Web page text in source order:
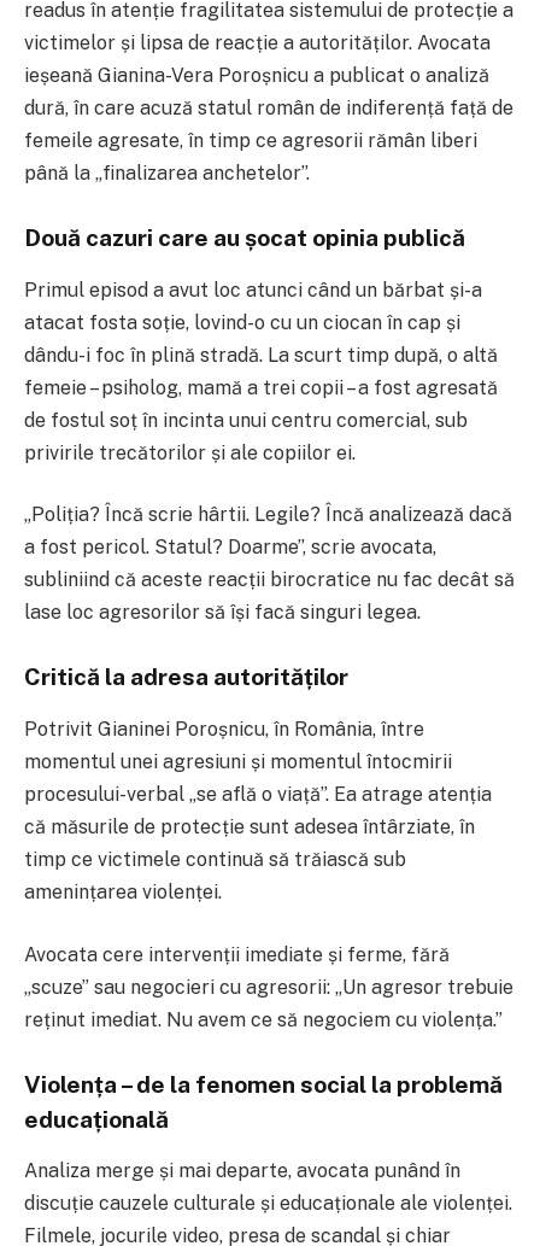
readus în atenție fragilitatea sistemului de protecție a
victimelor și lipsa de reacție a autorităților. Avocata
ieșeană Gianina-Vera Poroșnicu a publicat o analiză
dură, în care acuză statul român de indiferență față de
femeile agresate, în timp ce agresorii rămân liberi
până la „finalizarea anchetelor”.
Două cazuri care au șocat opinia publică
Primul episod a avut loc atunci când un bărbat și-a
atacat fosta soție, lovind-o cu un ciocan în cap și
dându-i foc în plină stradă. La scurt timp după, o altă
femeie – psiholog, mamă a trei copii – a fost agresată
de fostul soț în incinta unui centru comercial, sub
privirile trecătorilor și ale copiilor ei.
„Poliția? Încă scrie hârtii. Legile? Încă analizează dacă
a fost pericol. Statul? Doarme”, scrie avocata,
subliniind că aceste reacții birocratice nu fac decât să
lase loc agresorilor să își facă singuri legea.
Critică la adresa autorităților
Potrivit Gianinei Poroșnicu, în România, între
momentul unei agresiuni și momentul întocmirii
procesului-verbal „se află o viață”. Ea atrage atenția
că măsurile de protecție sunt adesea întârziate, în
timp ce victimele continuă să trăiască sub
amenințarea violenței.
Avocata cere intervenții imediate și ferme, fără
„scuze” sau negocieri cu agresorii: „Un agresor trebuie
reținut imediat. Nu avem ce să negociem cu violența.”
Violența – de la fenomen social la problemă
educațională
Analiza merge și mai departe, avocata punând în
discuție cauzele culturale și educaționale ale violenței.
Filmele, jocurile video, presa de scandal și chiar